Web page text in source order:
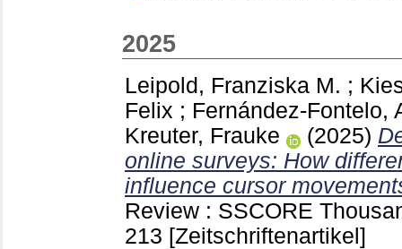
2025
Leipold, Franziska M. ;
Felix ; Fernández-Fontelo,
Kreuter, Frauke
(2025)
online surveys: How
influence cursor
Review : SSCORE
213 [Zeitschriftenartikel]